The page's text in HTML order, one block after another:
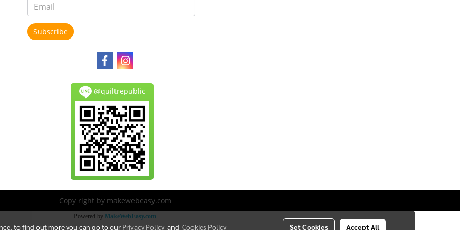
Subscribe
@quiltrepublic
Copy right by makewebeasy.com
Powered by MakeWebEasy.com
to find out more you can go to our Privacy Policy andCookies Policy Set Cookies Accept All